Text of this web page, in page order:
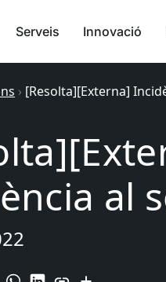
Serveis Innovació
› [Resolta][Externa]
al